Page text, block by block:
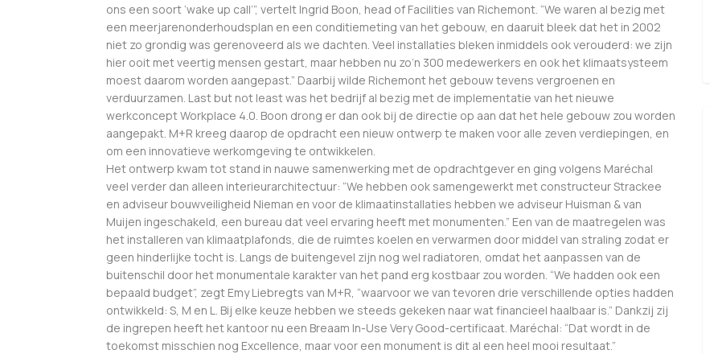
ons een soort ‘wake up call’”, vertelt Ingrid Boon, head of Facilities van Richemont. “We waren al bezig met
een meerjarenonderhoudsplan en een conditiemeting van het gebouw, en daaruit bleek dat het in 2002
niet zo grondig was gerenoveerd als we dachten. Veel installaties bleken inmiddels ook verouderd: we zijn
hier ooit met veertig mensen gestart, maar hebben nu zo’n 300 medewerkers en ook het klimaatsysteem
moest daarom worden aangepast.” Daarbij wilde Richemont het gebouw tevens vergroenen en
verduurzamen. Last but not least was het bedrijf al bezig met de implementatie van het nieuwe
werkconcept Workplace 4.0. Boon drong er dan ook bij de directie op aan dat het hele gebouw zou worden
aangepakt. M+R kreeg daarop de opdracht een nieuw ontwerp te maken voor alle zeven verdiepingen, en
om een innovatieve werkomgeving te ontwikkelen.
Het ontwerp kwam tot stand in nauwe samenwerking met de opdrachtgever en ging volgens Maréchal
veel verder dan alleen interieurarchitectuur: “We hebben ook samengewerkt met constructeur Strackee
en adviseur bouwveiligheid Nieman en voor de klimaatinstallaties hebben we adviseur Huisman & van
Muijen ingeschakeld, een bureau dat veel ervaring heeft met monumenten.” Een van de maatregelen was
het installeren van klimaatplafonds, die de ruimtes koelen en verwarmen door middel van straling zodat er
geen hinderlijke tocht is. Langs de buitengevel zijn nog wel radiatoren, omdat het aanpassen van de
buitenschil door het monumentale karakter van het pand erg kostbaar zou worden. “We hadden ook een
bepaald budget”, zegt Emy Liebregts van M+R, “waarvoor we van tevoren drie verschillende opties hadden
ontwikkeld: S, M en L. Bij elke keuze hebben we steeds gekeken naar wat financieel haalbaar is.” Dankzij zij
de ingrepen heeft het kantoor nu een Breaam In-Use Very Good-certificaat. Maréchal: “Dat wordt in de
toekomst misschien nog Excellence, maar voor een monument is dit al een heel mooi resultaat.”